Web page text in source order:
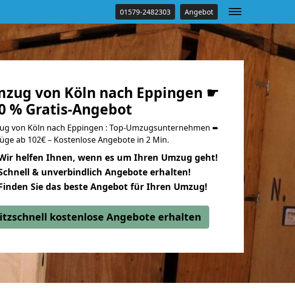
01579-2482303 Angebot
von Köln nach Eppingen ☛
% Gratis-Angebot
von Köln nach Eppingen : Top-Umzugsunternehmen ➨
ab 102€ – Kostenlose Angebote in 2 Min.
helfen Ihnen, wenn es um Ihren Umzug geht!
& unverbindlich Angebote erhalten!
Sie das beste Angebot für Ihren Umzug!
kostenlose Angebote erhalten